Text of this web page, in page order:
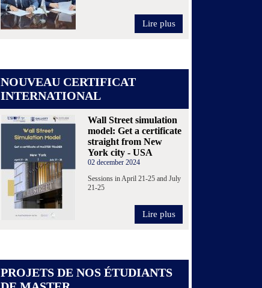
Lire plus
NOUVEAU CERTIFICAT
INTERNATIONAL
Wall Street simulation
model: Get a certificate
straight from New
York city - USA
02 december 2024
Sessions in April 21-25 and July
21-25
Lire plus
PROJETS DE NOS ÉTUDIANTS